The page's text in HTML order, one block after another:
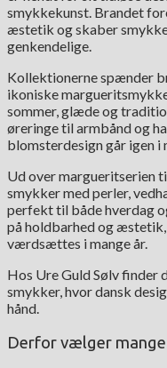
smykkekunst. Brandet
æstetik og skaber
genkendelige.
Kollektionerne spænder
ikoniske
sommer, glæde og
øreringe til armbånd og
blomsterdesign går igen i
Ud over margueritserien
smykker med perler,
perfekt til både hverdag
på holdbarhed og
værdsættes i mange år.
Hos Ure Guld Sølv finder
smykker, hvor dansk
hånd.
Derfor vælger